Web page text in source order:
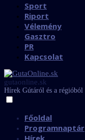
Sport
Riport
Vélemény
Gasztro
PR
Kapcsolat
gutaonline.sk
Hírek Gútáról és a régióból
Főoldal
Programnaptár